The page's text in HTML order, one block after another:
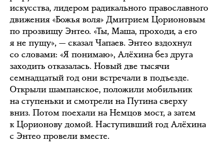
искусства, лидером радикального православного
движения «Божья воля» Дмитрием Цорионовым
по прозвищу Энтео. «Ты, Маша, проходи, а его
я не пущу», — сказал Чапаев. Энтео вздохнул
со словами: «Я понимаю», Алёхина без друга
заходить отказалась. Новый две тысячи
семнадцатый год они встречали в подъезде.
Открыли шампанское, положили мобильник
на ступеньки и смотрели на Путина сверху
вниз. Потом поехали на Немцов мост, а затем
к Цорионову домой. Наступивший год Алёхина
с Энтео провели вместе.